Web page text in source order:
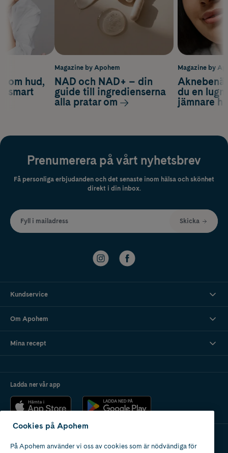
Magazine by
du en
jämnare
om hud,
smart
Magazine by Apohem
NAD och NAD+ – din
guide till ingredienserna
alla pratar om
Prenumerera på vårt nyhetsbrev
Få personliga erbjudanden och det senaste inom hälsa och skönhet
direkt i din inbox.
Fyll i mailadress Skicka
Kundservice
Om Apohem
Mina recept
Ladda ner vår app
Apotek med tillstånd
Cookies på Apohem
På Apohem använder vi oss av cookies som är nödvändiga för